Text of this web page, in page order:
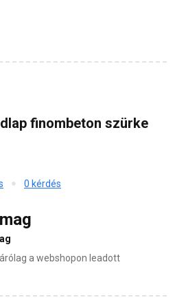
finombeton szürke
0 kérdés
a webshopon leadott